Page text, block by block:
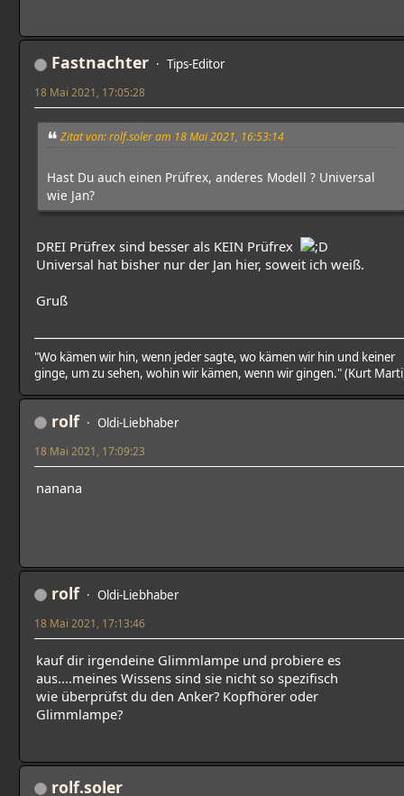
Fastnachter Tips-Editor
18 Mai 2021, 17:05:28
Zitat von: rolf.soler am 18 Mai 2021, 16:53:14
Hast Du auch einen Prüfrex, anderes Modell ? Universal
wie Jan?
DREI Prüfrex sind besser als KEIN Prüfrex
Universal hat bisher nur der Jan hier, soweit ich weiß.
Gruß
"Wo kämen wir hin, wenn jeder sagte, wo kämen wir hin und keiner
ginge, um zu sehen, wohin wir kämen, wenn wir gingen." (Kurt
rolf Oldi-Liebhaber
18 Mai 2021, 17:09:23
nanana
rolf Oldi-Liebhaber
18 Mai 2021, 17:13:46
kauf dir irgendeine Glimmlampe und probiere es
aus....meines Wissens sind sie nicht so spezifisch
wie überprüfst du den Anker? Kopfhörer oder
Glimmlampe?
rolf.soler